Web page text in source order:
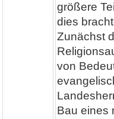
größere
dies
Zunächst
von
Bau eines